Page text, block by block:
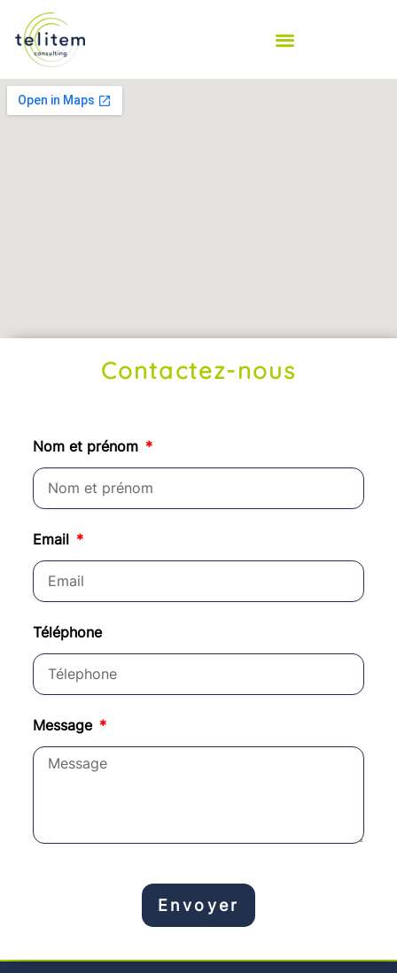
Contactez-nous
Nom et prénom
Email
Téléphone
Message
Envoyer